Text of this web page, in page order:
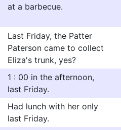
at a barbecue.
Last Friday, the Patter
Paterson came to collect
Eliza's trunk, yes?
1 : 00 in the afternoon,
last Friday.
Had lunch with her only
last Friday.